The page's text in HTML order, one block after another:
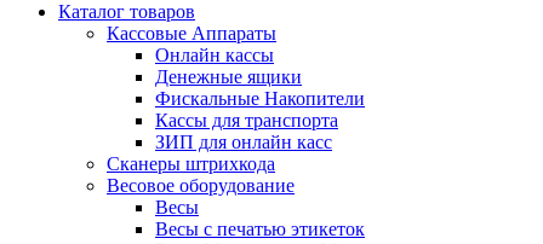
Каталог товаров
Кассовые Аппараты
Онлайн кассы
Денежные ящики
Фискальные Накопители
Кассы для транспорта
ЗИП для онлайн касс
Сканеры штрихкода
Весовое оборудование
Весы
Весы с печатью этикеток